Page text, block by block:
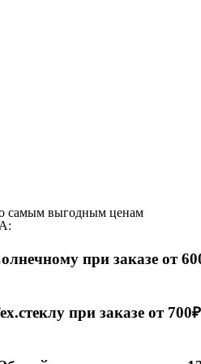
самым выгодным ценам
при заказе от
при заказе от 700₽